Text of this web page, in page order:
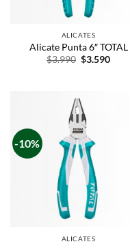
ALICATES
Alicate Punta 6″ TOTAL
$3.990 $3.590
-10%
ALICATES